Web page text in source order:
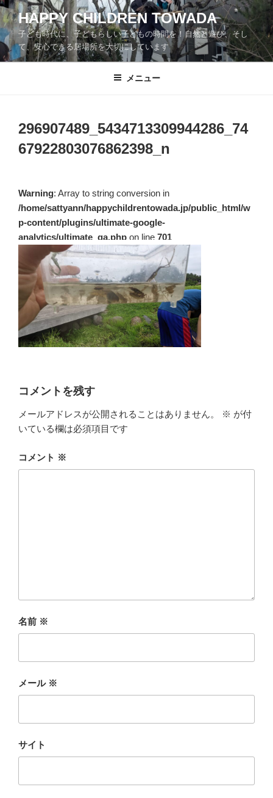
コ
ン
テ
ン
ツ
HAPPY CHILDREN TOWADA
子ども時代に、子どもらしい子どもの時間を！自然と遊び、そし
て、安心できる居場所を大切にしています
メニュー
296907489_5434713309944286_74
67922803076862398_n
Warning: Array to string conversion in
/home/sattyann/happychildrentowada.jp/public_html/w
p-content/plugins/ultimate-google-
analytics/ultimate_ga.php on line 701
コメントを残す
メールアドレスが公開されることはありません。 ※ が付
いている欄は必須項目です
コメント ※
名前 ※
メール ※
サイト